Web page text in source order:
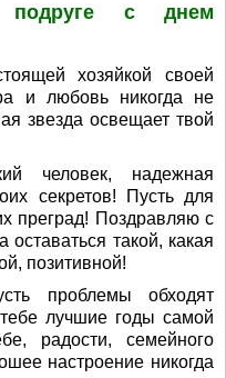
подруге с днем
хозяйкой своей
и любовь никогда не
звезда освещает твой
человек, надежная
секретов! Пусть для
преград! Поздравляю с
такой, какая
позитивной!
проблемы обходят
лучшие годы самой
радости, семейного
настроение никогда